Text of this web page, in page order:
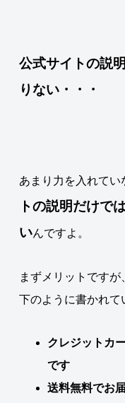
公式サイトの説
りない・・・
あまり力を入れてい
トの説明だけで
いんですよ。
まずメリットです
下のように書かれて
クレジットカ
です
送料無料でお